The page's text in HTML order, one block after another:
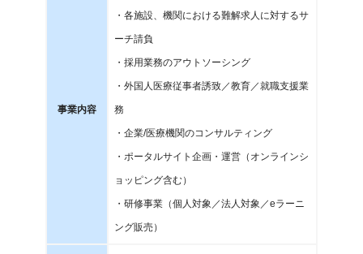
事業内容
・各施設、機関における難解求人に対するサ
ーチ請負
・ 採用業務のアウトソーシング
・外国人医療従事者誘致／教育／就職支援業
務
・企業/医療機関のコンサルティング
・ポータルサイト企画・運営（オンラインシ
ョッピング含む）
・研修事業（個人対象／法人対象／eラーニ
ング販売）